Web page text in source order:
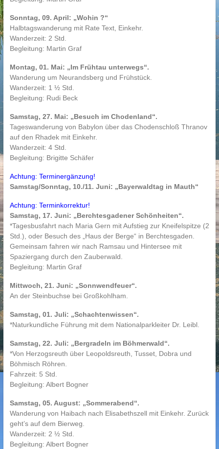
Sonntag, 09. April: „Wohin ?“
Halbtagswanderung mit Rate Text, Einkehr.
Wanderzeit: 2 Std.
Begleitung: Martin Graf
Montag, 01. Mai: „Im Frühtau unterwegs“.
Wanderung um Neurandsberg und Frühstück.
Wanderzeit: 1 ½ Std.
Begleitung: Rudi Beck
Samstag, 27. Mai: „Besuch im Chodenland“.
Tageswanderung von Babylon über das Chodenschloß Thranov
auf den Rhadek mit Einkehr.
Wanderzeit: 4 Std.
Begleitung: Brigitte Schäfer
Achtung: Terminergänzung!
Samstag/Sonntag, 10./11. Juni: „Bayerwaldtag in Mauth“
Achtung: Terminkorrektur!
Samstag, 17. Juni: „Berchtesgadener Schönheiten“.
*Tagesbusfahrt nach Maria Gern mit Aufstieg zur Kneifelspitze (2
Std.), oder Besuch des „Haus der Berge“ in Berchtesgaden.
Gemeinsam fahren wir nach Ramsau und Hintersee mit
Spaziergang durch den Zauberwald.
Begleitung: Martin Graf
Mittwoch, 21. Juni: „Sonnwendfeuer“.
An der Steinbuchse bei Großkohlham.
Samstag, 01. Juli: „Schachtenwissen“.
*Naturkundliche Führung mit dem Nationalparkleiter Dr. Leibl.
Samstag, 22. Juli: „Bergradeln im Böhmerwald“.
*Von Herzogsreuth über Leopoldsreuth, Tusset, Dobra und
Böhmisch Röhren.
Fahrzeit: 5 Std.
Begleitung: Albert Bogner
Samstag, 05. August: „Sommerabend“.
Wanderung von Haibach nach Elisabethszell mit Einkehr. Zurück
geht’s auf dem Bierweg.
Wanderzeit: 2 ½ Std.
Begleitung: Albert Bogner